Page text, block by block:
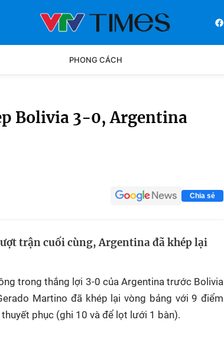
PHONG CÁCH
Bolivia 3-0, Argentina
Chia sẻ
trận cuối cùng, Argentina đã khép lại
trong thắng lợi 3-0 của Argentina trước Bolivia
Martino đã khép lại vòng bảng với 9 điểm
phục (ghi 10 và để lọt lưới 1 bàn).